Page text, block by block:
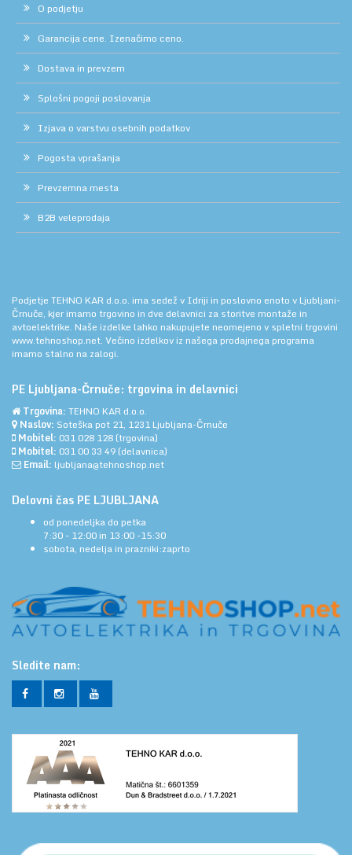
O podjetju
Garancija cene. Izenačimo ceno.
Dostava in prevzem
Splošni pogoji poslovanja
Izjava o varstvu osebnih podatkov
Pogosta vprašanja
Prevzemna mesta
B2B veleprodaja
Podjetje TEHNO KAR d.o.o. ima sedež v Idriji in poslovno enoto v Ljubljani-
Črnuče, kjer imamo trgovino in dve delavnici za storitve montaže in
avtoelektrike. Naše izdelke lahko nakupujete neomejeno v spletni trgovini
www.tehnoshop.net. Večino izdelkov iz našega prodajnega programa
imamo stalno na zalogi.
PE Ljubljana-Črnuče: trgovina in delavnici
Trgovina: TEHNO KAR d.o.o.
Naslov: Soteška pot 21, 1231 Ljubljana-Črnuče
Mobitel: 031 028 128 (trgovina)
Mobitel: 031 00 33 49 (delavnica)
Email: ljubljana@tehnoshop.net
Delovni čas PE LJUBLJANA
od ponedeljka do petka
7:30 - 12:00 in 13:00 -15:30
sobota, nedelja in prazniki:zaprto
Sledite nam: